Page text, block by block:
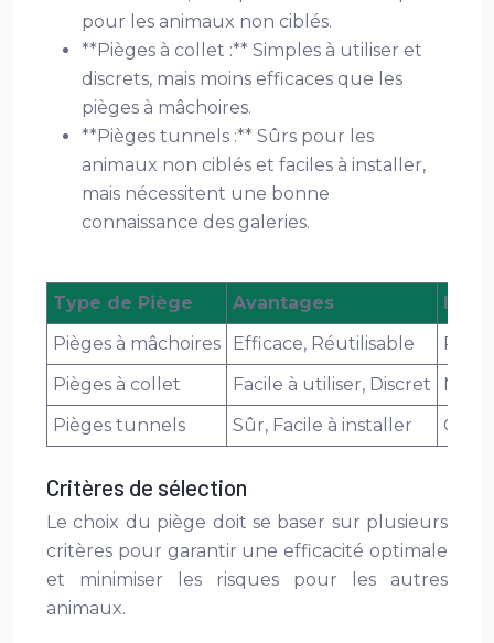
pour les animaux non ciblés.
**Pièges à collet :** Simples à utiliser et
discrets, mais moins efficaces que les
pièges à mâchoires.
**Pièges tunnels :** Sûrs pour les
animaux non ciblés et faciles à installer,
mais nécessitent une bonne
connaissance des galeries.
Type de Piège Avantages
Pièges à mâchoires
Efficace, Réutilisable
Pièges à collet
Facile à utiliser, Discret
Pièges tunnels
Sûr, Facile à installer
Critères de sélection
Le choix du piège doit se baser sur plusieurs
critères pour garantir une efficacité optimale
et minimiser les risques pour les autres
animaux.